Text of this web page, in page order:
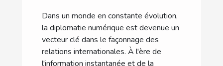
Dans un monde en constante évolution,
la diplomatie numérique est devenue un
vecteur clé dans le façonnage des
relations internationales. À l'ère de
l'information instantanée et de la